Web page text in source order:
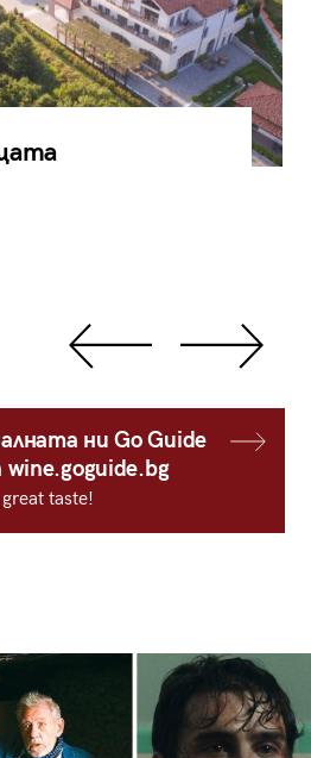
ни Go Guide
wine.goguide.bg
taste!